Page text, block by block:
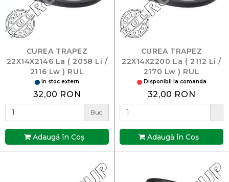
CUREA TRAPEZ
22X14X2146 La ( 2058 Li /
2116 Lw ) RUL
In stoc extern
32,00 RON
Buc
Adaugă în Coş
CUREA TRAPEZ
22X14X2200 La ( 2112 Li /
2170 Lw ) RUL
Disponibil la comanda
32,00 RON
Adaugă în Coş